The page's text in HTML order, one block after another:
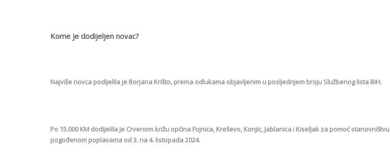
Kome je dodijeljen novac?
Najviše novca podijelila je Borjana Krišto, prema odlukama objavljenim u posljednjem broju Službenog lista BiH.
Po 15.000 KM dodijelila je Crvenom križu općina Fojnica, Kreševo, Konjic, Jablanica i Kiseljak za pomoć stanovništvu
pogođenom poplavama od 3. na 4. listopada 2024.